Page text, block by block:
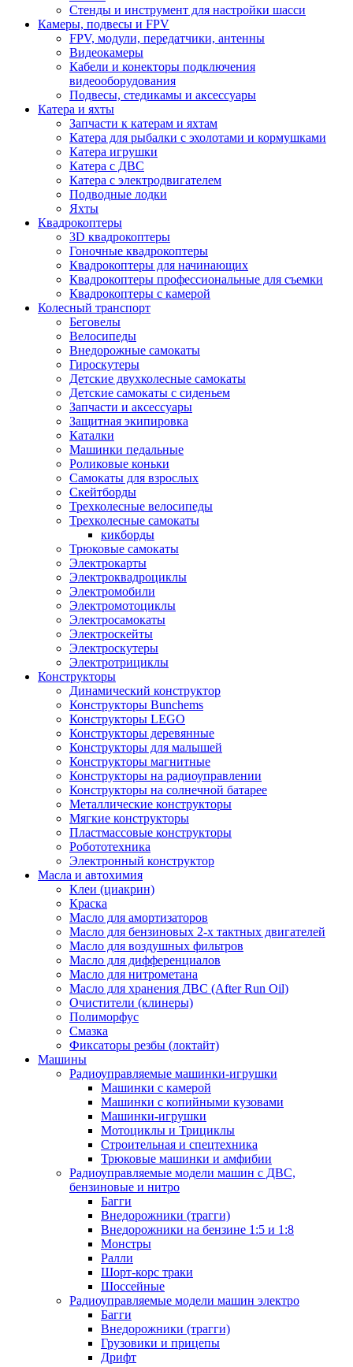
Стенды и инструмент для настройки шасси
Камеры, подвесы и FPV
FPV, модули, передатчики, антенны
Видеокамеры
Кабели и конекторы подключения
видеооборудования
Подвесы, стедикамы и аксессуары
Катера и яхты
Запчасти к катерам и яхтам
Катера для рыбалки с эхолотами и кормушками
Катера игрушки
Катера с ДВС
Катера с электродвигателем
Подводные лодки
Яхты
Квадрокоптеры
3D квадрокоптеры
Гоночные квадрокоптеры
Квадрокоптеры для начинающих
Квадрокоптеры профессиональные для съемки
Квадрокоптеры с камерой
Колесный транспорт
Беговелы
Велосипеды
Внедорожные самокаты
Гироскутеры
Детские двухколесные самокаты
Детские самокаты с сиденьем
Запчасти и аксессуары
Защитная экипировка
Каталки
Машинки педальные
Роликовые коньки
Самокаты для взрослых
Скейтборды
Трехколесные велосипеды
Трехколесные самокаты
кикборды
Трюковые самокаты
Электрокарты
Электроквадроциклы
Электромобили
Электромотоциклы
Электросамокаты
Электроскейты
Электроскутеры
Электротрициклы
Конструкторы
Динамический конструктор
Конструкторы Bunchems
Конструкторы LEGO
Конструкторы деревянные
Конструкторы для малышей
Конструкторы магнитные
Конструкторы на радиоуправлении
Конструкторы на солнечной батарее
Металлические конструкторы
Мягкие конструкторы
Пластмассовые конструкторы
Робототехника
Электронный конструктор
Масла и автохимия
Клеи (циакрин)
Краска
Масло для амортизаторов
Масло для бензиновых 2-х тактных двигателей
Масло для воздушных фильтров
Масло для дифференциалов
Масло для нитрометана
Масло для хранения ДВС (After Run Oil)
Очистители (клинеры)
Полиморфус
Смазка
Фиксаторы резбы (локтайт)
Машины
Радиоуправляемые машинки-игрушки
Машинки с камерой
Машинки с копийными кузовами
Машинки-игрушки
Мотоциклы и Трициклы
Строительная и спецтехника
Трюковые машинки и амфибии
Радиоуправляемые модели машин с ДВС,
бензиновые и нитро
Багги
Внедорожники (трагги)
Внедорожники на бензине 1:5 и 1:8
Монстры
Ралли
Шорт-корс траки
Шоссейные
Радиоуправляемые модели машин электро
Багги
Внедорожники (трагги)
Грузовики и прицепы
Дрифт